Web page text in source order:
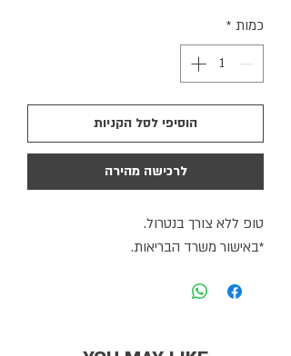
כמות *
הוסיפי לסל הקניות
לרכישה מהירה
טופ ללא צורך בנטרול.
*באישור משרד הבריאות.